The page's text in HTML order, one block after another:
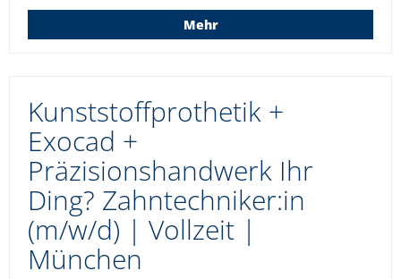
Mehr
Kunststoffprothetik +
Exocad +
Präzisionshandwerk Ihr
Ding? Zahntechniker:in
(m/w/d) | Vollzeit |
München